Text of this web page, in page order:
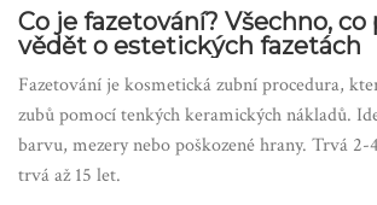
Co je fazetování? Všechno,
vědět o estetických fazetách
Fazetování je kosmetická zubní procedura,
zubů pomocí tenkých keramických nákladů.
barvu, mezery nebo poškozené hrany. Trvá 2-
trvá až 15 let.